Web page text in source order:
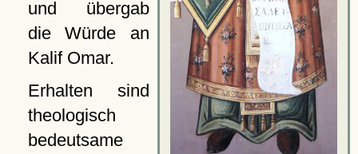
und übergab
die Würde an
Kalif Omar.
Erhalten sind
theologisch
bedeutsame